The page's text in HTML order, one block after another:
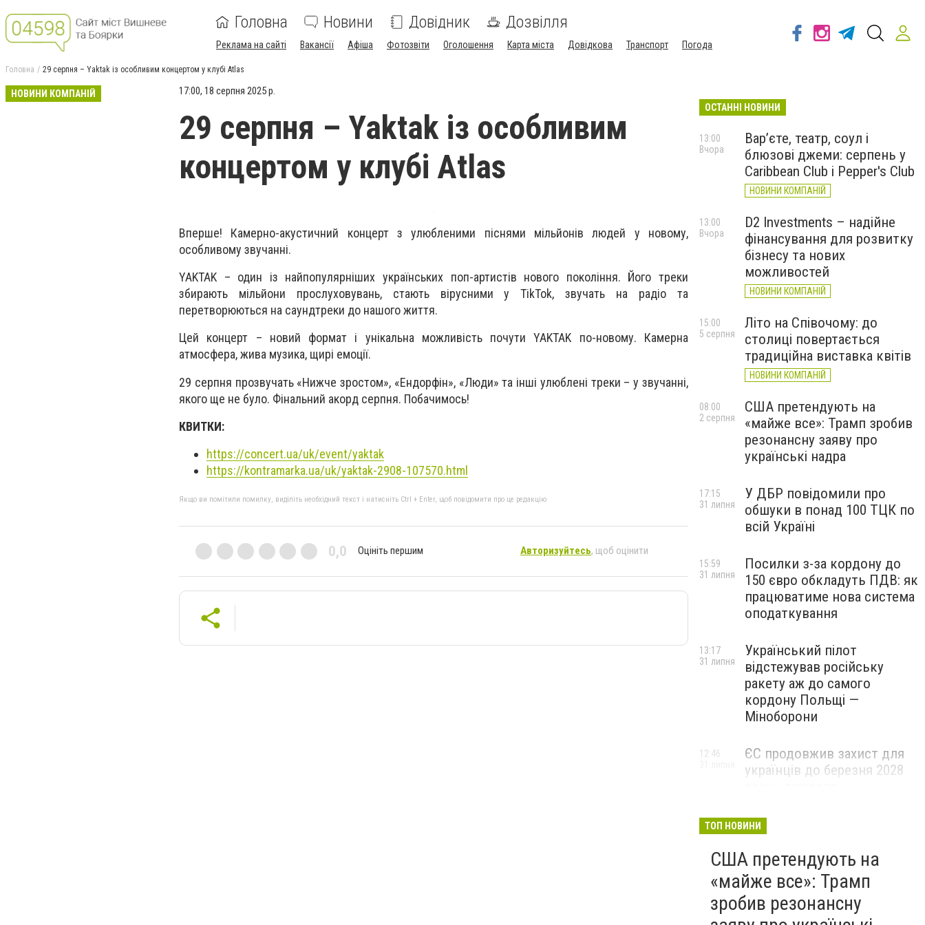
Головна Новини Довідник Дозвілля
Реклама на сайті Вакансії Афіша Фотозвіти Оголошення Карта міста Довідкова Транспорт Погода
Головна 29 серпня – Yaktak із особливим концертом у клубі Atlas
НОВИНИ КОМПАНІЙ 17:00, 18 серпня 2025 р.
29 серпня – Yaktak із особливим
концертом у клубі Atlas
Вперше! Камерно-акустичний концерт з улюбленими піснями мільйонів людей у новому,
особливому звучанні.
YAKTAK – один із найпопулярніших українських поп-артистів нового покоління. Його треки
збирають мільйони прослуховувань, стають вірусними у TikTok, звучать на радіо та
перетворюються на саундтреки до нашого життя.
Цей концерт – новий формат і унікальна можливість почути YAKTAK по-новому. Камерна
атмосфера, жива музика, щирі емоції.
29 серпня прозвучать «Нижче зростом», «Ендорфін», «Люди» та інші улюблені треки – у звучанні,
якого ще не було. Фінальний акорд серпня. Побачимось!
КВИТКИ:
https://concert.ua/uk/event/yaktak
https://kontramarka.ua/uk/yaktak-2908-107570.html
Якщо ви помітили помилку, виділіть необхідний текст і натисніть Ctrl + Enter, щоб повідомити про це редакцію
0,0 Оцініть першим Авторизуйтесь, щоб оцінити
ОСТАННІ НОВИНИ
Вар’єте, театр, соул і
блюзові джеми: серпень у
Caribbean Club і Pepper's Club
НОВИНИ КОМПАНІЙ
13:00
Вчора
D2 Investments – надійне
фінансування для розвитку
бізнесу та нових
можливостей
НОВИНИ КОМПАНІЙ
13:00
Вчора
Літо на Співочому: до
столиці повертається
традиційна виставка квітів
НОВИНИ КОМПАНІЙ
15:00
5 серпня
США претендують на
«майже все»: Трамп зробив
резонансну заяву про
українські надра
08:00
2 серпня
У ДБР повідомили про
обшуки в понад 100 ТЦК по
всій Україні
17:15
31 липня
Посилки з-за кордону до
150 євро обкладуть ПДВ: як
працюватиме нова система
оподаткування
15:59
31 липня
Український пілот
відстежував російську
ракету аж до самого
кордону Польщі —
Міноборони
13:17
31 липня
ЄС продовжив захист для
українців до березня 2028
12:46
ТОП НОВИНИ
США претендують на
«майже все»: Трамп
зробив резонансну